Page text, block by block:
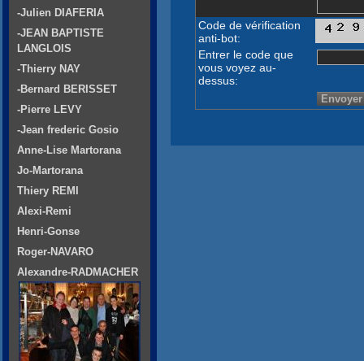
Code de vérification
anti-bot:
Entrer le code que
vous voyez au-
dessus:
-Julien DIAFERIA
-JEAN BAPTISTE
LANGLOIS
-Thierry NAY
-Bernard BERISSET
-Pierre LEVY
-Jean frederic Gosio
Anne-Lise Martorana
Jo-Martorana
Thiery REMI
Alexi-Remi
Henri-Gonse
Roger-NAVARO
Alexandre-RADMACHER